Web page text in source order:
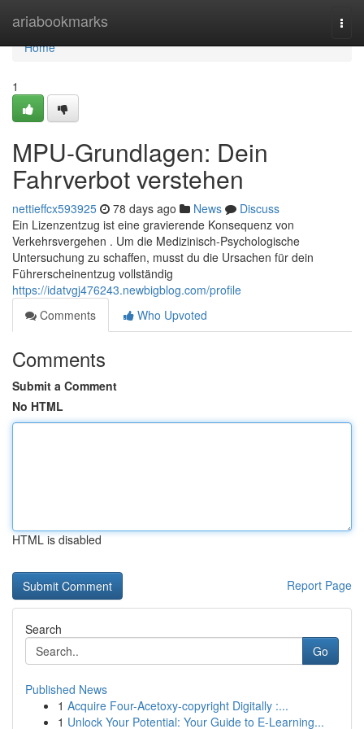
ariabookmarks
Home
Home
1
MPU-Grundlagen: Dein
Fahrverbot verstehen
nettieffcx593925 78 days ago News
Discuss
Ein Lizenzentzug ist eine gravierende Konsequenz von
Verkehrsvergehen . Um die Medizinisch-Psychologische
Untersuchung zu schaffen, musst du die Ursachen für dein
Führerscheinentzug vollständig
https://idatvgj476243.newbigblog.com/profile
Comments
Who Upvoted
Comments
Submit a Comment
No HTML
HTML is disabled
Report Page
Search
Go
Published News
1 Acquire Four-Acetoxy-copyright Digitally :...
1 Unlock Your Potential: Your Guide to E-Learning...